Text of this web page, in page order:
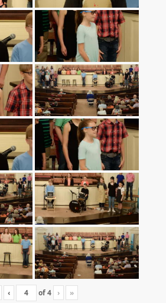
‹ of4 › »